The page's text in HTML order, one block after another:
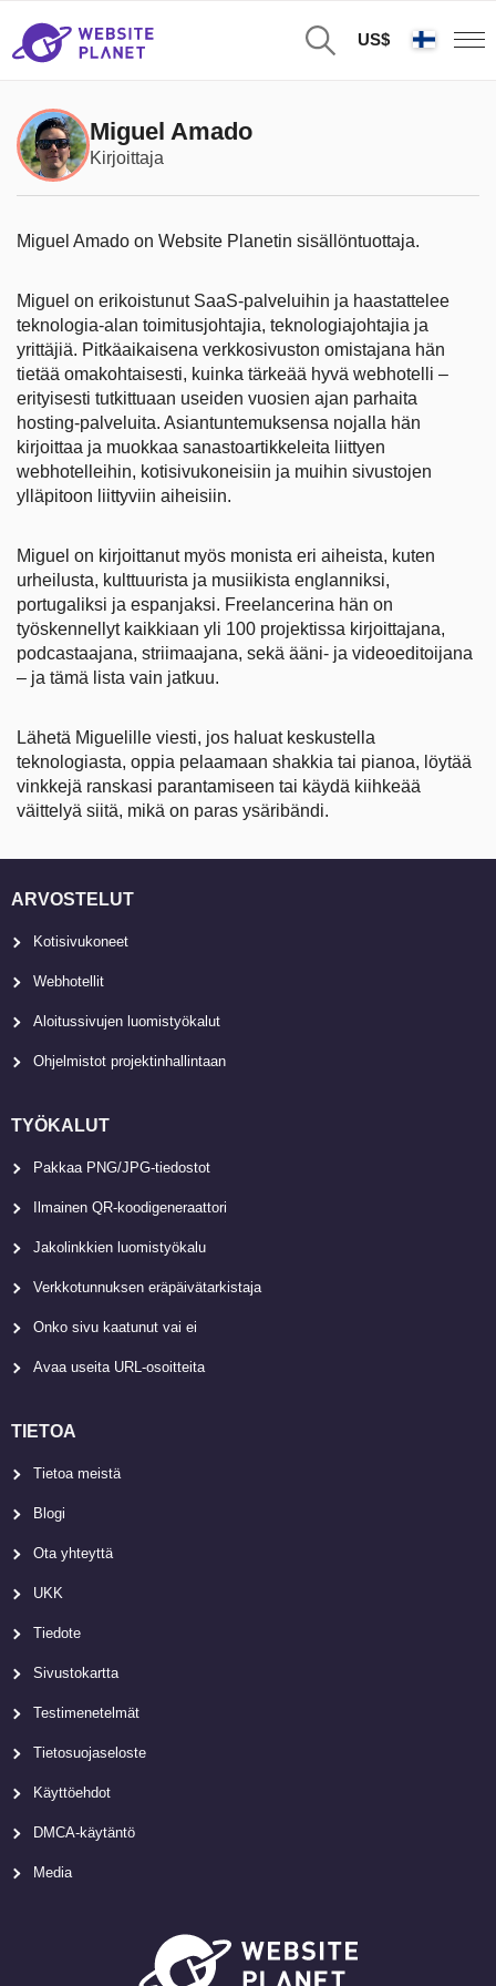
US$
Miguel Amado
Kirjoittaja
Miguel Amado on Website Planetin sisällöntuottaja.
Miguel on erikoistunut SaaS-palveluihin ja haastattelee
teknologia-alan toimitusjohtajia, teknologiajohtajia ja
yrittäjiä. Pitkäaikaisena verkkosivuston omistajana hän
tietää omakohtaisesti, kuinka tärkeää hyvä webhotelli –
erityisesti tutkittuaan useiden vuosien ajan parhaita
hosting-palveluita. Asiantuntemuksensa nojalla hän
kirjoittaa ja muokkaa sanastoartikkeleita liittyen
webhotelleihin, kotisivukoneisiin ja muihin sivustojen
ylläpitoon liittyviin aiheisiin.
Miguel on kirjoittanut myös monista eri aiheista, kuten
urheilusta, kulttuurista ja musiikista englanniksi,
portugaliksi ja espanjaksi. Freelancerina hän on
työskennellyt kaikkiaan yli 100 projektissa kirjoittajana,
podcastaajana, striimaajana, sekä ääni- ja videoeditoijana
– ja tämä lista vain jatkuu.
Lähetä Miguelille viesti, jos haluat keskustella
teknologiasta, oppia pelaamaan shakkia tai pianoa, löytää
vinkkejä ranskasi parantamiseen tai käydä kiihkeää
väittelyä siitä, mikä on paras ysäribändi.
ARVOSTELUT
Kotisivukoneet
Webhotellit
Aloitussivujen luomistyökalut
Ohjelmistot projektinhallintaan
TYÖKALUT
Pakkaa PNG/JPG-tiedostot
Ilmainen QR-koodigeneraattori
Jakolinkkien luomistyökalu
Verkkotunnuksen eräpäivätarkistaja
Onko sivu kaatunut vai ei
Avaa useita URL-osoitteita
TIETOA
Tietoa meistä
Blogi
Ota yhteyttä
UKK
Tiedote
Sivustokartta
Testimenetelmät
Tietosuojaseloste
Käyttöehdot
DMCA-käytäntö
Media